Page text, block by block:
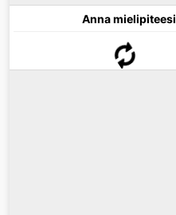
Anna mielipiteesi